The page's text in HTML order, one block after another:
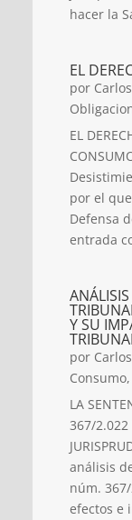
hacer la
EL
por
EL
por el
Defensa
entrada
Y SU
por
Consumo,
LA
367/2.022
análisis
núm.
efectos e